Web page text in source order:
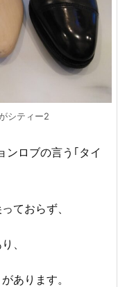
シティー2
ロブの言う｢タイ
ておらず、
、
あります。